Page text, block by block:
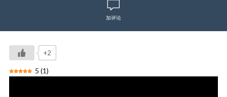
加评论
+2
5 (1)